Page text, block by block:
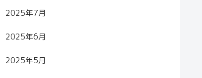
2025年7月
2025年6月
2025年5月